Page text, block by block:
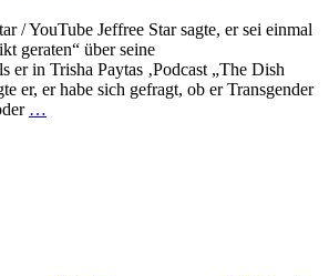
/ YouTube Jeffree Star sagte, er sei einmal
geraten“ über seine
er in Trisha Paytas ‚Podcast „The Dish
er, er habe sich gefragt, ob er Transgender
…